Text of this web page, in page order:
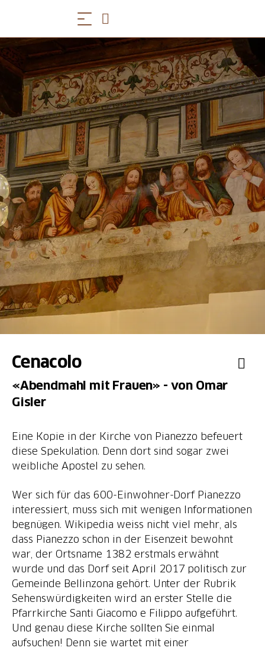
Cenacolo
«Abendmahl mit Frauen» - von Omar
Gisler
Eine Kopie in der Kirche von Pianezzo befeuert
diese Spekulation. Denn dort sind sogar zwei
weibliche Apostel zu sehen.
Wer sich für das 600-Einwohner-Dorf Pianezzo
interessiert, muss sich mit wenigen Informationen
begnügen. Wikipedia weiss nicht viel mehr, als
dass Pianezzo schon in der Eisenzeit bewohnt
war, der Ortsname 1382 erstmals erwähnt
wurde und das Dorf seit April 2017 politisch zur
Gemeinde Bellinzona gehört. Unter der Rubrik
Sehenswürdigkeiten wird an erster Stelle die
Pfarrkirche Santi Giacomo e Filippo aufgeführt.
Und genau diese Kirche sollten Sie einmal
aufsuchen! Denn sie wartet mit einer